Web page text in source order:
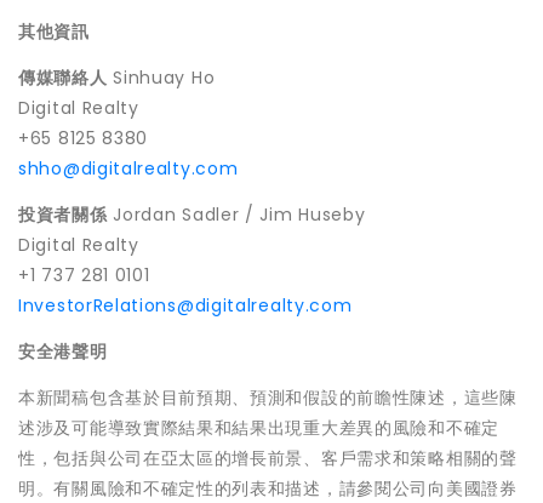
其他資訊
傳媒聯絡人 Sinhuay Ho
Digital Realty
+65 8125 8380
shho@digitalrealty.com
投資者關係Jordan Sadler / Jim Huseby
Digital Realty
+1 737 281 0101
InvestorRelations@digitalrealty.com
安全港聲明
本新聞稿包含基於目前預期、預測和假設的前瞻性陳述，這些陳
述涉及可能導致實際結果和結果出現重大差異的風險和不確定
性，包括與公司在亞太區的增長前景、客戶需求和策略相關的聲
明。有關風險和不確定性的列表和描述，請參閱公司向美國證券